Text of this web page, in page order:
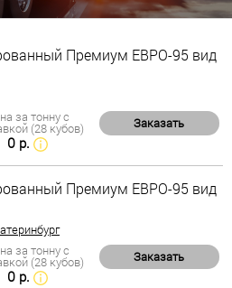
Премиум ЕВРО-95 вид
за тонну с
(28 кубов)
0 р.
Заказать
Премиум ЕВРО-95 вид
за тонну с
(28 кубов)
0 р.
Заказать